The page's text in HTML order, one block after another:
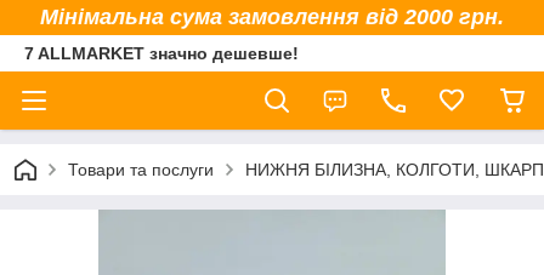
Мінімальна сума замовлення від 2000 грн.
7 ALLMARKET значно дешевше!
Товари та послуги НИЖНЯ БІЛИЗНА, КОЛГОТИ,